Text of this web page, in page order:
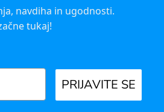
navdiha in ugodnosti.
tukaj!
PRIJAVITE SE